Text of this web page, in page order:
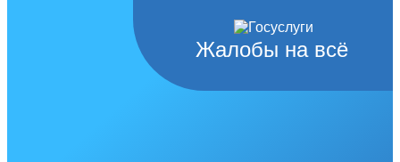
Жалобы на всё